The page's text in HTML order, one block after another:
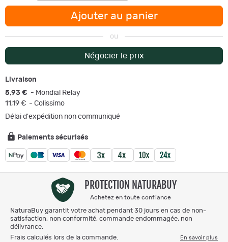
Ajouter au panier
ou
Négocier le prix
Livraison
5,93 € - Mondial Relay
11,19 € - Colissimo
Délai d'expédition non communiqué
Paiements sécurisés
PROTECTION NATURABUY
Achetez en toute confiance
NaturaBuy garantit votre achat pendant 30 jours en cas de non-
satisfaction, non conformité, commande endommagée, non
délivrance.
Frais calculés lors de la commande.
En savoir plus